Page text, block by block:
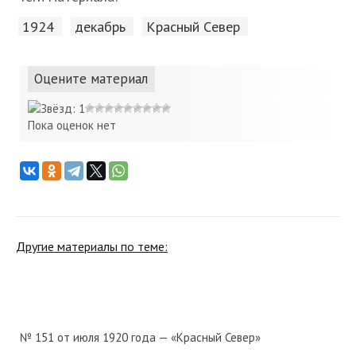
1924 декабрь Красный Cевер
Оцените материал
Пока оценок нет
Другие материалы по теме:
№ 151 от июля 1920 года — «Красный Север»